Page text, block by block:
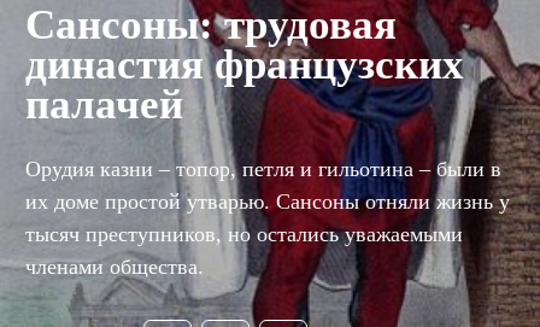
Сансоны: трудовая
династия французских
палачей
Орудия казни – топор, петля и гильотина – были в
их доме простой утварью. Сансоны отняли жизнь у
тысяч преступников, но остались уважаемыми
членами общества.